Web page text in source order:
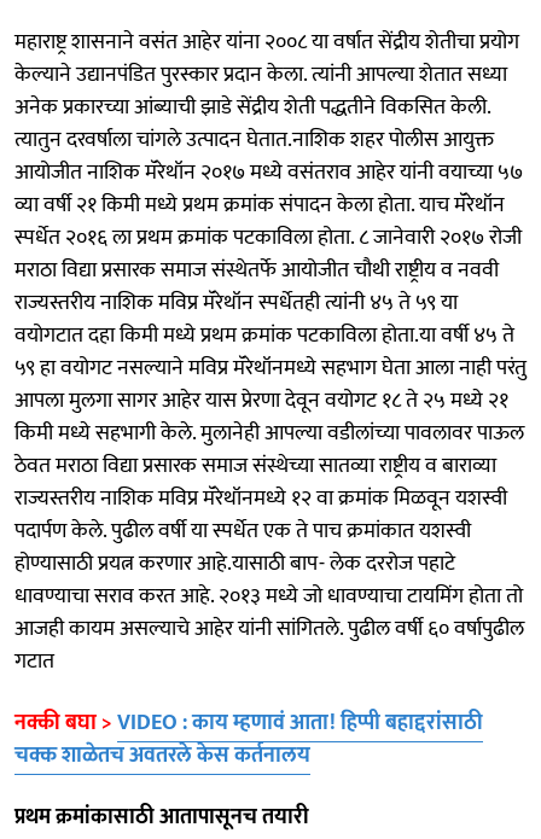
महाराष्ट्र शासनाने वसंत आहेर यांना २००८ या वर्षात सेंद्रीय शेतीचा प्रयोग
केल्याने उद्यानपंडित पुरस्कार प्रदान केला. त्यांनी आपल्या शेतात सध्या
अनेक प्रकारच्या आंब्याची झाडे सेंद्रीय शेती पद्धतीने विकसित केली.
त्यातुन दरवर्षाला चांगले उत्पादन घेतात.नाशिक शहर पोलीस आयुक्त
आयोजीत नाशिक मॅरेथॉन २०१७ मध्ये वसंतराव आहेर यांनी वयाच्या ५७
व्या वर्षी २१ किमी मध्ये प्रथम क्रमांक संपादन केला होता. याच मॅरेथॉन
स्पर्धेत २०१६ ला प्रथम क्रमांक पटकाविला होता. ८ जानेवारी २०१७ रोजी
मराठा विद्या प्रसारक समाज संस्थेतर्फे आयोजीत चौथी राष्ट्रीय व नववी
राज्यस्तरीय नाशिक मविप्र मॅरेथॉन स्पर्धेतही त्यांनी ४५ ते ५९ या
वयोगटात दहा किमी मध्ये प्रथम क्रमांक पटकाविला होता.या वर्षी ४५ ते
५९ हा वयोगट नसल्याने मविप्र मॅरेथॉनमध्ये सहभाग घेता आला नाही परंतु
आपला मुलगा सागर आहेर यास प्रेरणा देवून वयोगट १८ ते २५ मध्ये २१
किमी मध्ये सहभागी केले. मुलानेही आपल्या वडीलांच्या पावलावर पाऊल
ठेवत मराठा विद्या प्रसारक समाज संस्थेच्या सातव्या राष्ट्रीय व बाराव्या
राज्यस्तरीय नाशिक मविप्र मॅरेथॉनमध्ये १२ वा क्रमांक मिळवून यशस्वी
पदार्पण केले. पुढील वर्षी या स्पर्धेत एक ते पाच क्रमांकात यशस्वी
होण्यासाठी प्रयत्न करणार आहे.यासाठी बाप- लेक दररोज पहाटे
धावण्याचा सराव करत आहे. २०१३ मध्ये जो धावण्याचा टायमिंग होता तो
आजही कायम असल्याचे आहेर यांनी सांगितले. पुढील वर्षी ६० वर्षापुढील
गटात
नक्की बघा >VIDEO : काय म्हणावं आता! हिप्पी बहाद्दरांसाठी
चक्क शाळेतच अवतरले केस कर्तनालय
प्रथम क्रमांकासाठी आतापासूनच तयारी